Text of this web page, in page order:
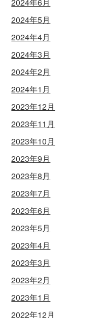
2024年5月
2024年4月
2024年3月
2024年2月
2024年1月
2023年12月
2023年11月
2023年10月
2023年9月
2023年8月
2023年7月
2023年6月
2023年5月
2023年4月
2023年3月
2023年2月
2023年1月
2022年12月